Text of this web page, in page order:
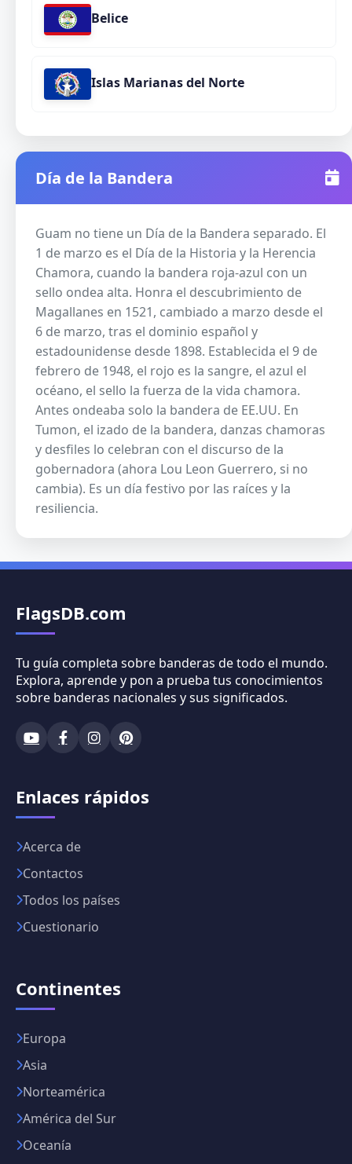
Belice
Islas Marianas del Norte
Día de la Bandera
Guam no tiene un Día de la Bandera separado. El
1 de marzo es el Día de la Historia y la Herencia
Chamora, cuando la bandera roja-azul con un
sello ondea alta. Honra el descubrimiento de
Magallanes en 1521, cambiado a marzo desde el
6 de marzo, tras el dominio español y
estadounidense desde 1898. Establecida el 9 de
febrero de 1948, el rojo es la sangre, el azul el
océano, el sello la fuerza de la vida chamora.
Antes ondeaba solo la bandera de EE.UU. En
Tumon, el izado de la bandera, danzas chamoras
y desfiles lo celebran con el discurso de la
gobernadora (ahora Lou Leon Guerrero, si no
cambia). Es un día festivo por las raíces y la
resiliencia.
FlagsDB.com
Tu guía completa sobre banderas de todo el mundo.
Explora, aprende y pon a prueba tus conocimientos
sobre banderas nacionales y sus significados.
Enlaces rápidos
Acerca de
Contactos
Todos los países
Cuestionario
Continentes
Europa
Asia
Norteamérica
América del Sur
Oceanía